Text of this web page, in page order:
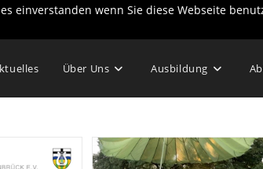
einverstanden wenn Sie diese Webseite
Über Uns Ausbildung